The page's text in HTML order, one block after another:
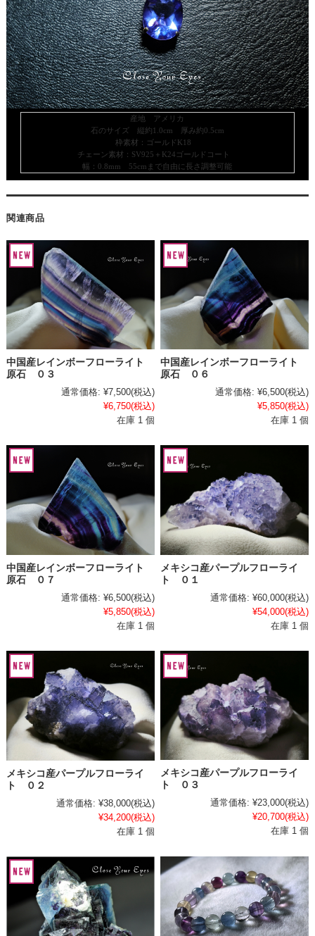
産地 アメリカ
石のサイズ 縦約1.0cm 厚み約0.5cm
枠素材：ゴールドK18
チェーン素材：SV925＋K24ゴールドコート
幅：0.8mm 55cmまで自由に長さ調整可能
関連商品
中国産レインボーフローライト
原石 ０３
通常価格: ¥7,500(税込)
¥6,750(税込)
在庫 1 個
中国産レインボーフローライト
原石 ０６
通常価格: ¥6,500(税込)
¥5,850(税込)
在庫 1 個
中国産レインボーフローライト
原石 ０７
通常価格: ¥6,500(税込)
¥5,850(税込)
在庫 1 個
メキシコ産パープルフローライ
ト ０１
通常価格: ¥60,000(税込)
¥54,000(税込)
在庫 1 個
メキシコ産パープルフローライ
ト ０２
通常価格: ¥38,000(税込)
¥34,200(税込)
在庫 1 個
メキシコ産パープルフローライ
ト ０３
通常価格: ¥23,000(税込)
¥20,700(税込)
在庫 1 個